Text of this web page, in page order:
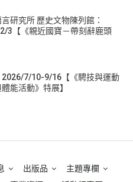
研究所 歷史文物陳列館：
3【《親近國寶－帶刻辭鹿頭
2026/7/10-9/16【《騁技與運動
能活動》特展】
出版品
主題專欄